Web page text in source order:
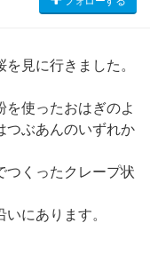
見に行きました。
を使ったおはぎのよ
つぶあんのいずれか
つくったクレープ状
にあります。